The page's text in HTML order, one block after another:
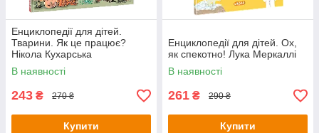
Енциклопедії для дітей.
Тварини. Як це працює?
Нікола Кухарська
В наявності
243 ₴ 270 ₴
Купити
Енциклопедії для дітей. Ох,
як спекотно! Лука Меркаллі
В наявності
261 ₴ 290 ₴
Купити